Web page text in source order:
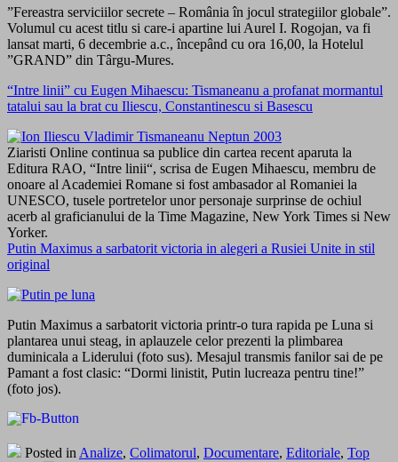
”Fereastra serviciilor secrete – România în jocul strategiilor globale”.
Volumul cu acest titlu si care-i apartine lui Aurel I. Rogojan, va fi
lansat marti, 6 decembrie a.c., începând cu ora 16,00, la Hotelul
”GRAND” din Târgu-Mures.
“Intre linii” cu Eugen Mihaescu: Tismaneanu a profanat mormantul
tatalui sau la brat cu Iliescu, Constantinescu si Basescu
Ziaristi Online continua sa publice din cartea recent aparuta la
Editura RAO, “Intre linii“, scrisa de Eugen Mihaescu, membru de
onoare al Academiei Romane si fost ambasador al Romaniei la
UNESCO, tusele portretelor unor personaje surprinse de ochiul
acerb al graficianului de la Time Magazine, New York Times si New
Yorker.
Putin Maximus a sarbatorit victoria in alegeri a Rusiei Unite in stil
original
Putin Maximus a sarbatorit victoria printr-o tura rapida pe Luna si
plantarea unui steag, in aplauzele celor prezenti la plimbarea
duminicala a Liderului (foto sus). Mesajul transmis fanilor sai de pe
Pamant a fost clasic: “Dormi linistit, Putin lucreaza pentru tine!”
(foto jos).
Posted in Analize, Colimatorul, Documentare, Editoriale, Top